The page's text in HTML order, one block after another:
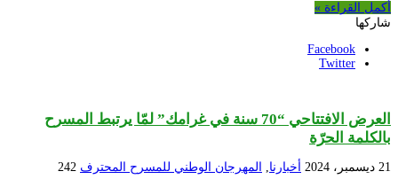
أكمل القراءة »
شاركها
Facebook
Twitter
العرض الافتتاحي “70 سنة في غرامك” لمّا يرتبط المسرح
بالكلمة الحرّة
21 ديسمبر، 2024 أخبارنا, المهرجان الوطني للمسرح المحترف 242